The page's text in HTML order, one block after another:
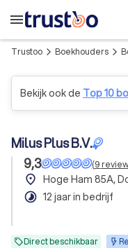
menu
Trustoo arrow_forward_ios Boekhouders arrow_forward_ios
Bekijk ook de Top 10
Milus Plus B.V.
9,3
(9
place Hoge Ham 85A,
timelapse 12 jaar in bedrijf
Direct beschikbaar